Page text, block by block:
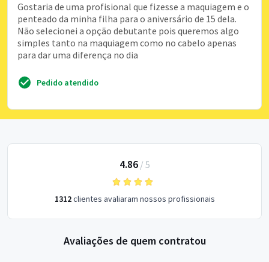
Gostaria de uma profisional que fizesse a maquiagem e o
penteado da minha filha para o aniversário de 15 dela.
Não selecionei a opção debutante pois queremos algo
simples tanto na maquiagem como no cabelo apenas
para dar uma diferença no dia
Pedido atendido
4.86/ 5
1312clientes avaliaram nossos profissionais
Avaliações de quem contratou